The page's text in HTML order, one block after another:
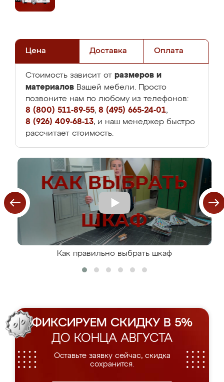
Цена Доставка Оплата
Стоимость зависит от размеров и
материалов Вашей мебели. Просто
позвоните нам по любому из телефонов:
8 (800) 511-89-55, 8 (495) 665-24-01,
8 (926) 409-68-13, и наш менеджер быстро
рассчитает стоимость.
Как правильно выбрать шкаф
ФИКСИРУЕМ СКИДКУ В 5%
ДО КОНЦА АВГУСТА
Оставьте заявку сейчас, скидка
сохранится.